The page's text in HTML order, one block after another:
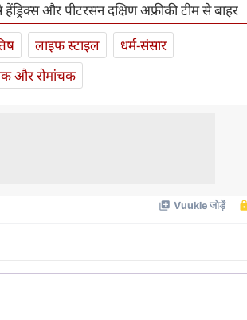
और पीटरसन दक्षिण अफ्रीकी टीम से बाहर
लाइफ स्‍टाइल
धर्म-संसार
और रोमांचक